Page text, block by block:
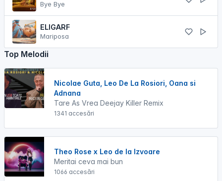
Bye Bye
ELIGARF
Mariposa
Top Melodii
Nicolae Guta, Leo De La Rosiori, Oana si
Adnana
Tare As Vrea Deejay Killer Remix
1341 accesări
Theo Rose x Leo de la Izvoare
Meritai ceva mai bun
1066 accesări